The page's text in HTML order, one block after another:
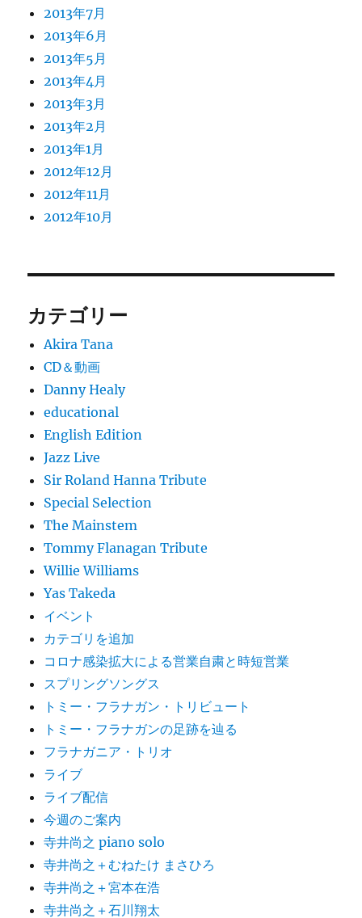
2013年7月
2013年6月
2013年5月
2013年4月
2013年3月
2013年2月
2013年1月
2012年12月
2012年11月
2012年10月
カテゴリー
Akira Tana
CD＆動画
Danny Healy
educational
English Edition
Jazz Live
Sir Roland Hanna Tribute
Special Selection
The Mainstem
Tommy Flanagan Tribute
Willie Williams
Yas Takeda
イベント
カテゴリを追加
コロナ感染拡大による営業自粛と時短営業
スプリングソングス
トミー・フラナガン・トリビュート
トミー・フラナガンの足跡を辿る
フラナガニア・トリオ
ライブ
ライブ配信
今週のご案内
寺井尚之 piano solo
寺井尚之＋むねたけ まさひろ
寺井尚之＋宮本在浩
寺井尚之＋石川翔太